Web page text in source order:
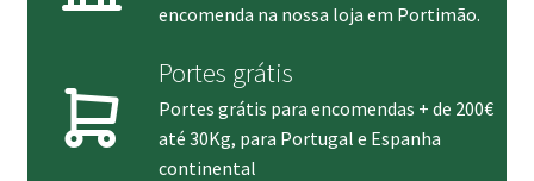
encomenda na nossa loja em Portimão.
Portes grátis
Portes grátis para encomendas + de 200€
até 30Kg, para Portugal e Espanha
continental